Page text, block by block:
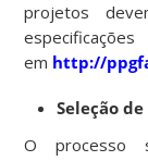
projetos
em http://
Seleção
O processo